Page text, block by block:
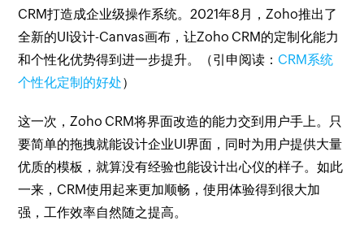
CRM打造成企业级操作系统。2021年8月，Zoho推出了
全新的UI设计-Canvas画布，让Zoho CRM的定制化能力
和个性化优势得到进一步提升。（引申阅读： CRM系统
个性化定制的好处）
这一次，Zoho CRM将界面改造的能力交到用户手上。只
要简单的拖拽就能设计企业UI界面，同时为用户提供大量
优质的模板，就算没有经验也能设计出心仪的样子。如此
一来，CRM使用起来更加顺畅，使用体验得到很大加
强，工作效率自然随之提高。